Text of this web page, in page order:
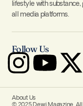
lifestyle with
all media platforms.
Follow Us
About Us